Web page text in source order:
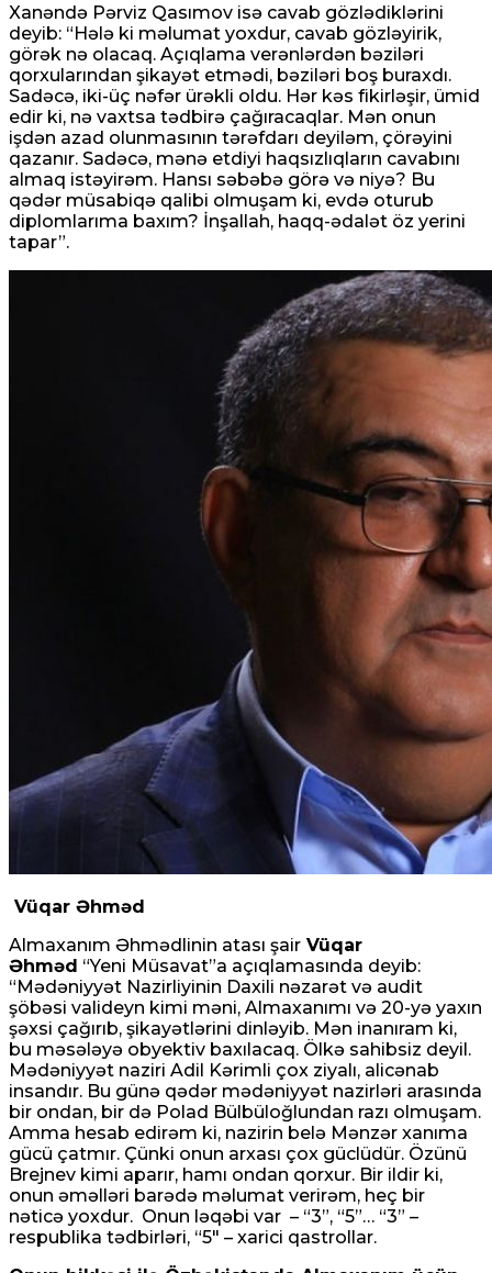
Xanəndə Pərviz Qasımov isə cavab gözlədiklərini
deyib: “Hələ ki məlumat yoxdur, cavab gözləyirik,
görək nə olacaq. Açıqlama verənlərdən bəziləri
qorxularından şikayət etmədi, bəziləri boş buraxdı.
Sadəcə, iki-üç nəfər ürəkli oldu. Hər kəs fikirləşir, ümid
edir ki, nə vaxtsa tədbirə çağıracaqlar. Mən onun
işdən azad olunmasının tərəfdarı deyiləm, çörəyini
qazanır. Sadəcə, mənə etdiyi haqsızlıqların cavabını
almaq istəyirəm. Hansı səbəbə görə və niyə? Bu
qədər müsabiqə qalibi olmuşam ki, evdə oturub
diplomlarıma baxım? İnşallah, haqq-ədalət öz yerini
tapar”.
Vüqar Əhməd
Almaxanım Əhmədlinin atası şair Vüqar
Əhməd “Yeni Müsavat”a açıqlamasında deyib:
“Mədəniyyət Nazirliyinin Daxili nəzarət və audit
şöbəsi valideyn kimi məni, Almaxanımı və 20-yə yaxın
şəxsi çağırıb, şikayətlərini dinləyib. Mən inanıram ki,
bu məsələyə obyektiv baxılacaq. Ölkə sahibsiz deyil.
Mədəniyyət naziri Adil Kərimli çox ziyalı, alicənab
insandır. Bu günə qədər mədəniyyət nazirləri arasında
bir ondan, bir də Polad Bülbüloğlundan razı olmuşam.
Amma hesab edirəm ki, nazirin belə Mənzər xanıma
gücü çatmır. Çünki onun arxası çox güclüdür. Özünü
Brejnev kimi aparır, hamı ondan qorxur. Bir ildir ki,
onun əməlləri barədə məlumat verirəm, heç bir
nəticə yoxdur. Onun ləqəbi var – “3”, “5”… “3” –
respublika tədbirləri, “5″ – xarici qastrollar.